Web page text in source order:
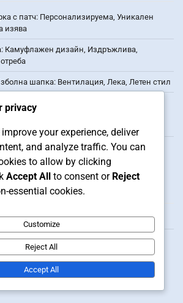
с патч: Персонализируема, Уникален
изява
Камуфлажен дизайн, Издръжлива,
шапка: Вентилация, Лека, Летен стил
шапки в хип-хоп културата:
Влияние на музиката, Културна
на бейзболни шапки: Локална
разнообразие, Модни тенденции
privacy
your experience, deliver
and analyze traffic. You can
to allow by clicking
Accept All to consent or Reject
essential cookies.
Customize
Reject All
Accept All